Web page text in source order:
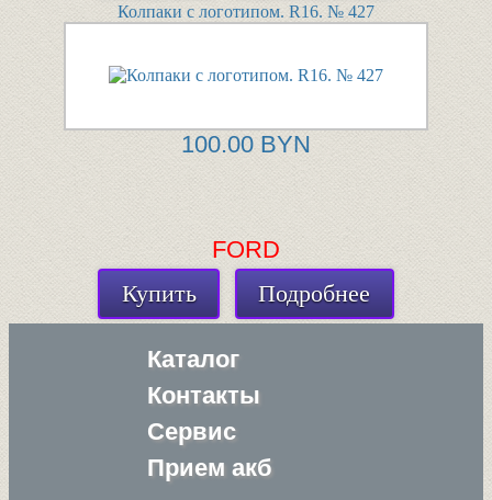
Колпаки с логотипом. R16. № 427
100.00 BYN
FORD
Купить
Подробнее
Каталог
Контакты
Сервис
Прием акб